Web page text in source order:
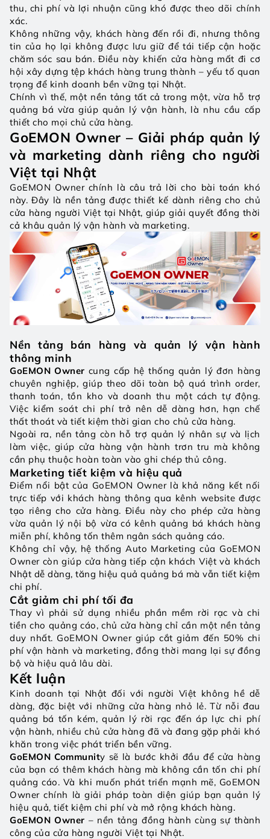
thu, chi phí và lợi nhuận cũng khó được theo dõi chính
xác.
Không những vậy, khách hàng đến rồi đi, nhưng thông
tin của họ lại không được lưu giữ để tái tiếp cận hoặc
chăm sóc sau bán. Điều này khiến cửa hàng mất đi cơ
hội xây dựng tệp khách hàng trung thành – yếu tố quan
trọng để kinh doanh bền vững tại Nhật.
Chính vì thế, một nền tảng tất cả trong một, vừa hỗ trợ
quảng bá vừa giúp quản lý vận hành, là nhu cầu cấp
thiết cho mọi chủ cửa hàng.
GoEMON Owner – Giải pháp quản lý
và marketing dành riêng cho người
Việt tại Nhật
GoEMON Owner chính là câu trả lời cho bài toán khó
này. Đây là nền tảng được thiết kế dành riêng cho chủ
cửa hàng người Việt tại Nhật, giúp giải quyết đồng thời
cả khâu quản lý vận hành và marketing.
Nền tảng bán hàng và quản lý vận hành
thông minh
GoEMON Owner cung cấp hệ thống quản lý đơn hàng
chuyên nghiệp, giúp theo dõi toàn bộ quá trình order,
thanh toán, tồn kho và doanh thu một cách tự động.
Việc kiểm soát chi phí trở nên dễ dàng hơn, hạn chế
thất thoát và tiết kiệm thời gian cho chủ cửa hàng.
Ngoài ra, nền tảng còn hỗ trợ quản lý nhân sự và lịch
làm việc, giúp cửa hàng vận hành trơn tru mà không
cần phụ thuộc hoàn toàn vào ghi chép thủ công.
Marketing tiết kiệm và hiệu quả
Điểm nổi bật của GoEMON Owner là khả năng kết nối
trực tiếp với khách hàng thông qua kênh website được
tạo riêng cho cửa hàng. Điều này cho phép cửa hàng
vừa quản lý nội bộ vừa có kênh quảng bá khách hàng
miễn phí, không tốn thêm ngân sách quảng cáo.
Không chỉ vậy, hệ thống Auto Marketing của GoEMON
Owner còn giúp cửa hàng tiếp cận khách Việt và khách
Nhật dễ dàng, tăng hiệu quả quảng bá mà vẫn tiết kiệm
chi phí.
Cắt giảm chi phí tối đa
Thay vì phải sử dụng nhiều phần mềm rời rạc và chi
tiền cho quảng cáo, chủ cửa hàng chỉ cần một nền tảng
duy nhất. GoEMON Owner giúp cắt giảm đến 50% chi
phí vận hành và marketing, đồng thời mang lại sự đồng
bộ và hiệu quả lâu dài.
Kết luận
Kinh doanh tại Nhật đối với người Việt không hề dễ
dàng, đặc biệt với những cửa hàng nhỏ lẻ. Từ nỗi đau
quảng bá tốn kém, quản lý rời rạc đến áp lực chi phí
vận hành, nhiều chủ cửa hàng đã và đang gặp phải khó
khăn trong việc phát triển bền vững.
GoEMON Community sẽ là bước khởi đầu để cửa hàng
của bạn có thêm khách hàng mà không cần tốn chi phí
quảng cáo. Và khi muốn phát triển mạnh mẽ, GoEMON
Owner chính là giải pháp toàn diện giúp bạn quản lý
hiệu quả, tiết kiệm chi phí và mở rộng khách hàng.
GoEMON Owner – nền tảng đồng hành cùng sự thành
công của cửa hàng người Việt tại Nhật.